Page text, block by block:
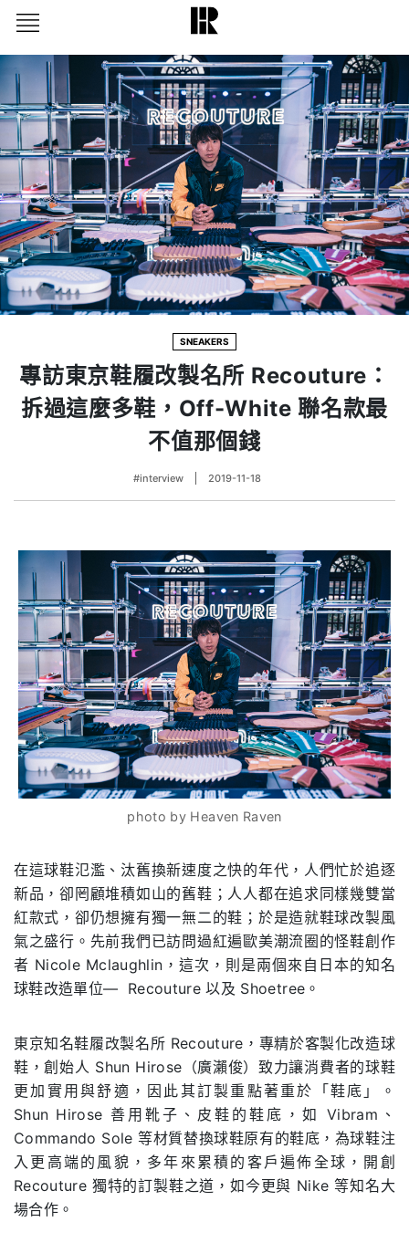
SNEAKERS
專訪東京鞋履改製名所 Recouture：
拆過這麼多鞋，Off-White 聯名款最
不值那個錢
#interview 2019-11-18
photo by Heaven Raven
在這球鞋氾濫、汰舊換新速度之快的年代，人們忙於追逐
新品，卻罔顧堆積如山的舊鞋；人人都在追求同樣幾雙當
紅款式，卻仍想擁有獨一無二的鞋；於是造就鞋球改製風
氣之盛行。先前我們已訪問過紅遍歐美潮流圈的怪鞋創作
者 Nicole Mclaughlin，這次，則是兩個來自日本的知名
球鞋改造單位— Recouture 以及 Shoetree。
東京知名鞋履改製名所 Recouture，專精於客製化改造球
鞋，創始人 Shun Hirose（廣瀨俊）致力讓消費者的球鞋
更加實用與舒適，因此其訂製重點著重於「鞋底」。
Shun Hirose 善用靴子、皮鞋的鞋底，如 Vibram、
Commando Sole 等材質替換球鞋原有的鞋底，為球鞋注
入更高端的風貌，多年來累積的客戶遍佈全球，開創
Recouture 獨特的訂製鞋之道，如今更與 Nike 等知名大
場合作。